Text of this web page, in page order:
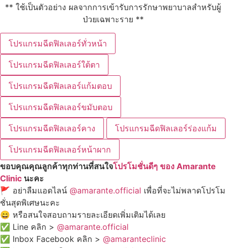
** ใช้เป็นตัวอย่าง ผลจากการเข้ารับการรักษาพยาบาลสำหรับผู้
ป่วยเฉพาะราย **
โปรแกรมฉีดฟิลเลอร์ทั่วหน้า
โปรแกรมฉีดฟิลเลอร์ใต้ตา
โปรแกรมฉีดฟิลเลอร์แก้มตอบ
โปรแกรมฉีดฟิลเลอร์ขมับตอบ
โปรแกรมฉีดฟิลเลอร์คาง โปรแกรมฉีดฟิลเลอร์ร่องแก้ม
โปรแกรมฉีดฟิลเลอร์หน้าผาก
ขอบคุณคุณลูกค้าทุกท่านที่สนใจโปรโมชั่นดีๆ ของ Amarante
Clinic นะคะ
🚩 อย่าลืมแอดไลน์ @amarante.official เพื่อที่จะไม่พลาดโปรโม
ชั่นสุดพิเศษนะคะ
😄 หรือสนใจสอบถามรายละเอียดเพิ่มเติมได้เลย
✅ Line คลิก > @amarante.official
✅ Inbox Facebook คลิก > @amaranteclinic